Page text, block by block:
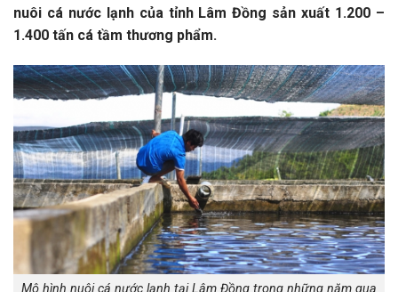
nuôi cá nước lạnh của tỉnh Lâm Đồng sản xuất 1.200 –
1.400 tấn cá tầm thương phẩm.